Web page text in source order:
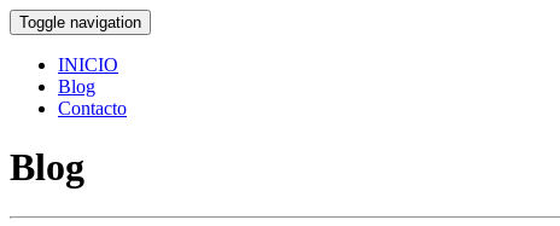
Toggle navigation
INICIO
Blog
Contacto
Blog